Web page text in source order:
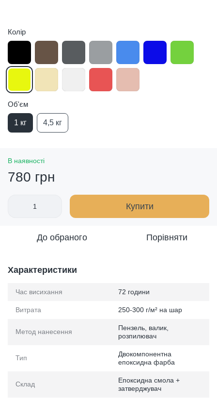
Колір
Об'єм
1 кг 4,5 кг
В наявності
780 грн
Купити
До обраного Порівняти
Характеристики
Час висихання 72 години
Витрата 250-300 г/м² на шар
Метод нанесення
Пензель, валик,
розпилювач
Тип
Двокомпонентна
епоксидна фарба
Склад
Епоксидна смола +
затверджувач